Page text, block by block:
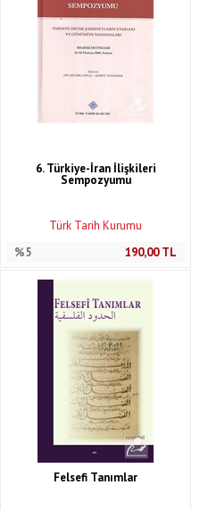
6. Türkiye-İran İlişkileri
Sempozyumu
Türk Tarih Kurumu
%5
190,00TL
Felsefi Tanımlar